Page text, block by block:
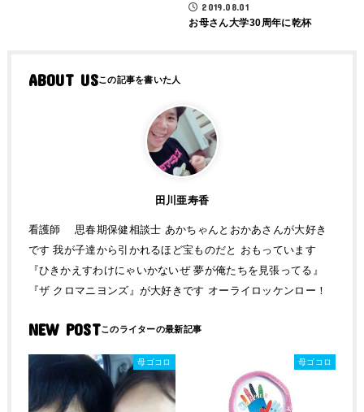
2019.08.01
お母さん大学30周年に乾杯
ABOUT US
田川亜寿香
看護師 思春期保健相談士 あかちゃんとおかあさんが大好き
です 我が子達から引かれるほど宝ものだと おもっています
『ひきかえすわけにゃいかないぜ 夢が俺たちを見張ってる』
『ザ クロマニヨンズ』が大好きです オーライロッケンロー！
NEW POST
母ゴコロ 母ゴコロ